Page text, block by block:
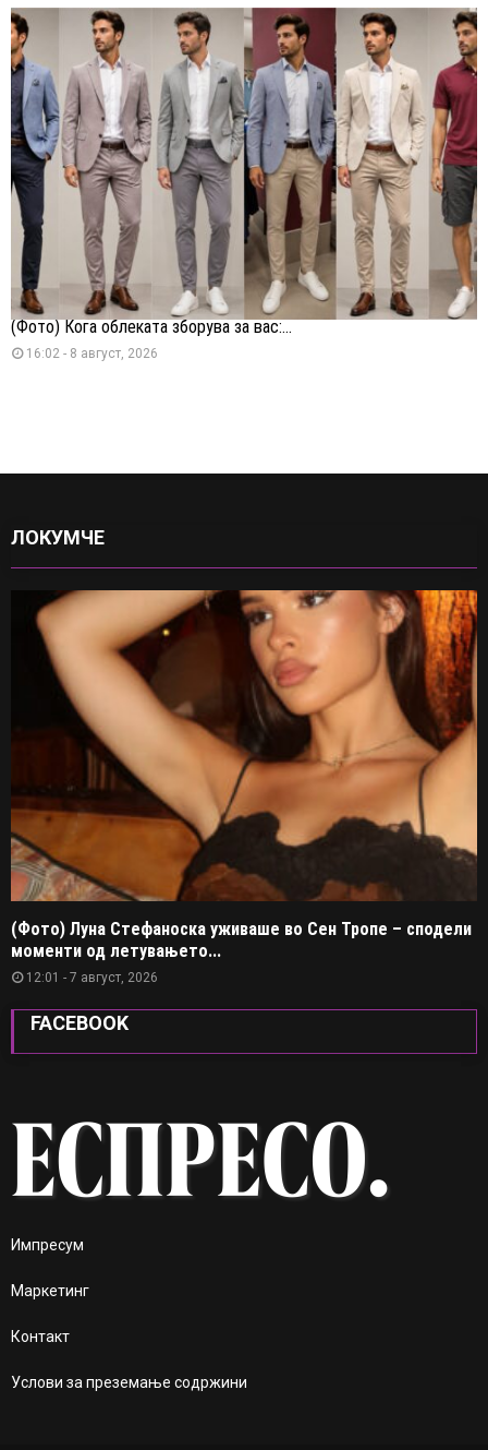
(Фото) Кога облеката зборува за вас:...
16:02 - 8 август, 2026
ЛОКУМЧЕ
(Фото) Луна Стефаноска уживаше во Сен Тропе – сподели
моменти од летувањето...
12:01 - 7 август, 2026
FACEBOOK
Импресум
Маркетинг
Контакт
Услови за преземање содржини